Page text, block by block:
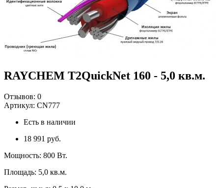
RAYCHEM T2QuickNet 160 - 5,0 кв.м.
Отзывов: 0
Артикул: CN777
Есть в наличии
18 991 руб.
Мощность: 800 Вт.
Площадь: 5,0 кв.м.